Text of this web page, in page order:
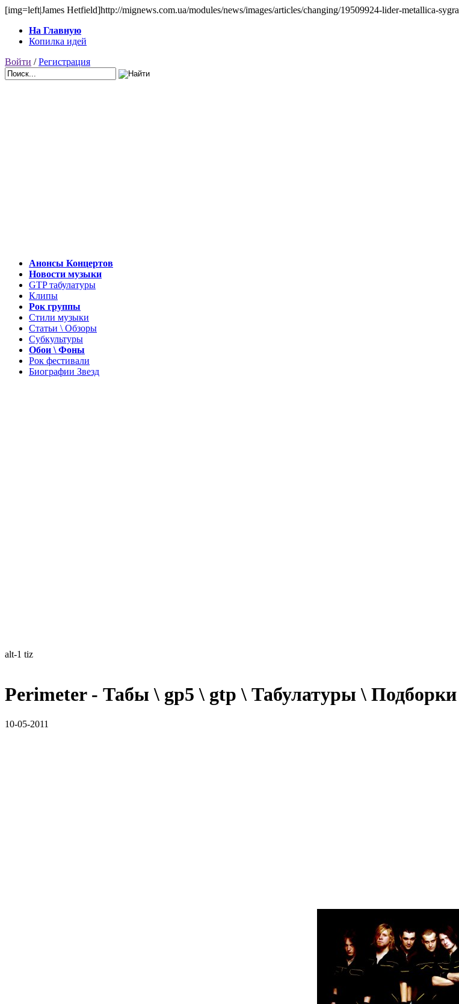
[img=left|James Hetfield]http://mignews.com.ua/modules/news/images/articles/changing/19509924-lider-metallica-
На Главную
Копилка идей
Войти /Регистрация
Анонсы Концертов
Новости музыки
GTP табулатуры
Клипы
Рок группы
Стили музыки
Статьи \ Обзоры
Субкультуры
Обои \ Фоны
Рок фестивали
Биографии Звезд
alt-1 tiz
Perimeter - Табы \ gp5 \ gtp \ Табулатуры \
10-05-2011